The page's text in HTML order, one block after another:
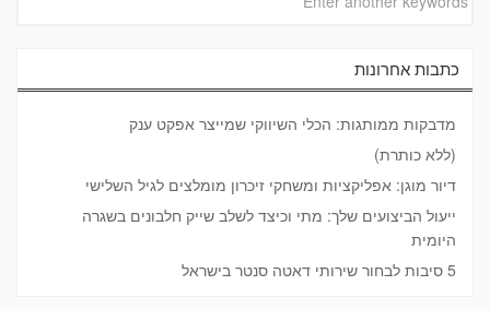
כתבות אחרונות
מדבקות ממותגות: הכלי השיווקי שמייצר אפקט ענק
(ללא כותרת)
דיור מוגן: אפליקציות ומשחקי זיכרון מומלצים לגיל השלישי
ייעול הביצועים שלך: מתי וכיצד לשלב שייק חלבונים בשגרה
היומית
5 סיבות לבחור שירותי דאטה סנטר בישראל